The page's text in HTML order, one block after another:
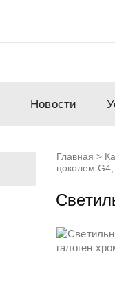
Новости
Главная >
цоколем